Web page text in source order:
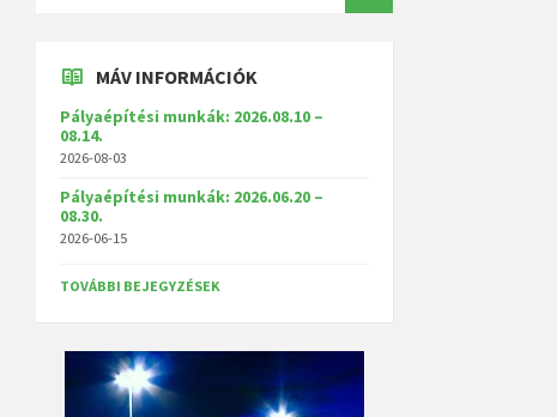
MÁV INFORMÁCIÓK
Pályaépítési munkák: 2026.08.10 –
08.14.
2026-08-03
Pályaépítési munkák: 2026.06.20 –
08.30.
2026-06-15
TOVÁBBI BEJEGYZÉSEK